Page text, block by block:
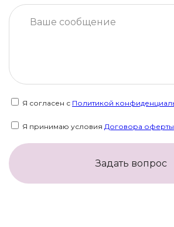
Я согласен с Политикой
Я принимаю условия Договора оферты
Задать вопрос